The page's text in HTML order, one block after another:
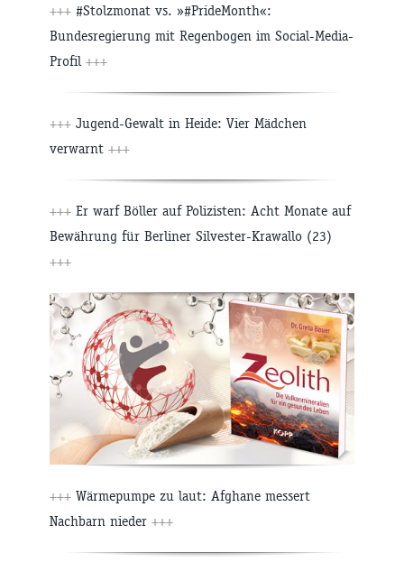
+++ #Stolzmonat vs. »#PrideMonth«:
Bundesregierung mit Regenbogen im Social-Media-
Profil +++
+++ Jugend-Gewalt in Heide: Vier Mädchen
verwarnt +++
+++ Er warf Böller auf Polizisten: Acht Monate auf
Bewährung für Berliner Silvester-Krawallo (23)
+++
+++ Wärmepumpe zu laut: Afghane messert
Nachbarn nieder +++